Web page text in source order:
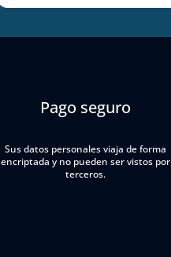
Pago seguro
Sus datos personales viaja de forma
encriptada y no pueden ser vistos por
terceros.